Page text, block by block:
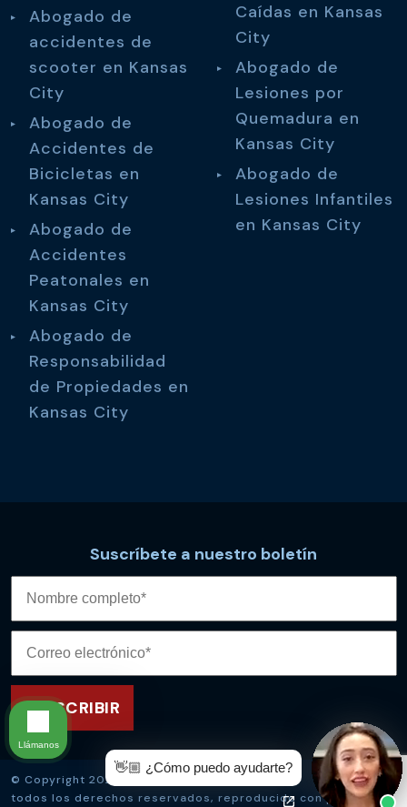
Abogado de
accidentes de
scooter en Kansas
City
Abogado de
Accidentes de
Bicicletas en
Kansas City
Abogado de
Accidentes
Peatonales en
Kansas City
Abogado de
Responsabilidad
de Propiedades en
Kansas City
Caídas en Kansas
City
Abogado de
Lesiones por
Quemadura en
Kansas City
Abogado de
Lesiones Infantiles
en Kansas City
Suscríbete a nuestro boletín
© Copyright 2026 Kevin McManus Law
todos los derechos reservados, reproducido con permiso
👋🏼 ¿Cómo puedo ayudarte?
Llámanos